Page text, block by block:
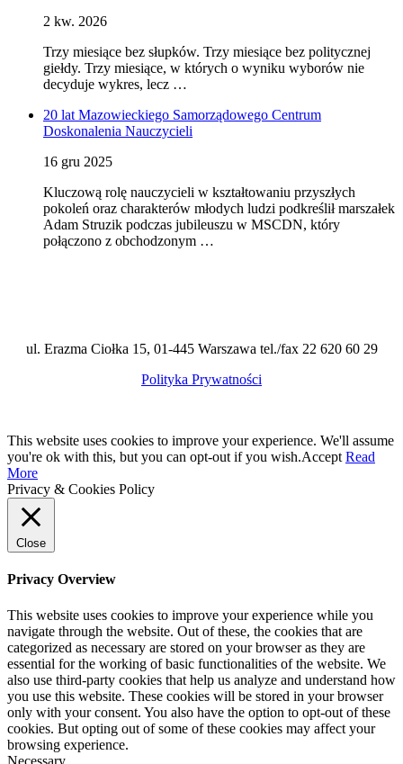
2 kw. 2026
Trzy miesiące bez słupków. Trzy miesiące bez politycznej
giełdy. Trzy miesiące, w których o wyniku wyborów nie
decyduje wykres, lecz …
20 lat Mazowieckiego Samorządowego Centrum
Doskonalenia Nauczycieli
16 gru 2025
Kluczową rolę nauczycieli w kształtowaniu przyszłych
pokoleń oraz charakterów młodych ludzi podkreślił marszałek
Adam Struzik podczas jubileuszu w MSCDN, który
połączono z obchodzonym …
ul. Erazma Ciołka 15, 01-445 Warszawa tel./fax 22 620 60 29
Polityka Prywatności
This website uses cookies to improve your experience. We'll assume
you're ok with this, but you can opt-out if you wish.Accept Read
More
Privacy & Cookies Policy
Close
Privacy Overview
This website uses cookies to improve your experience while you
navigate through the website. Out of these, the cookies that are
categorized as necessary are stored on your browser as they are
essential for the working of basic functionalities of the website. We
also use third-party cookies that help us analyze and understand how
you use this website. These cookies will be stored in your browser
only with your consent. You also have the option to opt-out of these
cookies. But opting out of some of these cookies may affect your
browsing experience.
Necessary